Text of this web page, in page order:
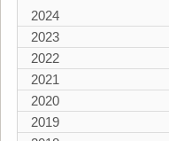
2024
2023
2022
2021
2020
2019